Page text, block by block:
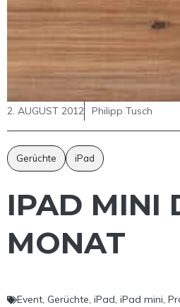
2. AUGUST 2012 Philipp Tusch
Gerüchte iPad
IPAD MINI
MONAT
Event, Gerüchte, iPad, iPad mini,